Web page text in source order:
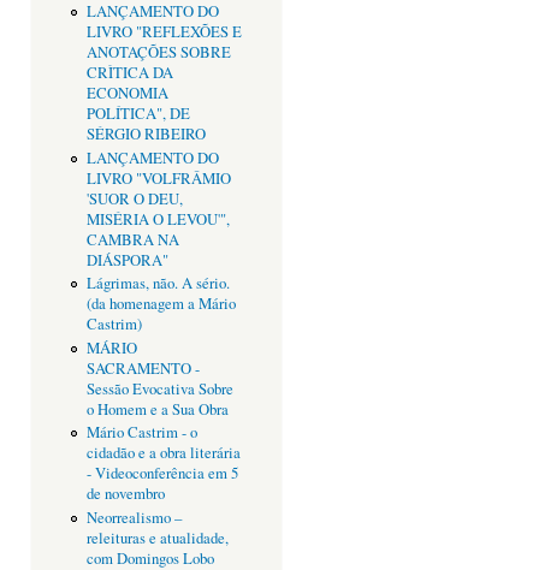
LANÇAMENTO DO
LIVRO "REFLEXÕES E
ANOTAÇÕES SOBRE
CRÌTICA DA
ECONOMIA
POLÍTICA", DE
SÉRGIO RIBEIRO
LANÇAMENTO DO
LIVRO "VOLFRÂMIO
'SUOR O DEU,
MISÉRIA O LEVOU'",
CAMBRA NA
DIÁSPORA"
Lágrimas, não. A sério.
(da homenagem a Mário
Castrim)
MÁRIO
SACRAMENTO -
Sessão Evocativa Sobre
o Homem e a Sua Obra
Mário Castrim - o
cidadão e a obra literária
- Videoconferência em 5
de novembro
Neorrealismo –
releituras e atualidade,
com Domingos Lobo